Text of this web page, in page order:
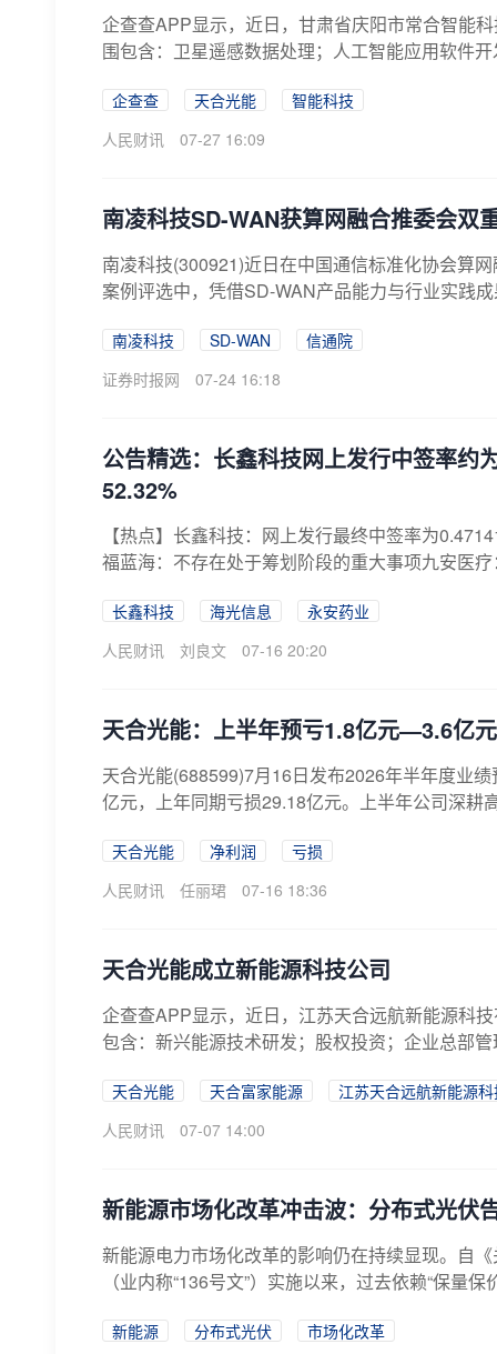
企查查APP显示，近日，甘肃省庆阳市常合智能
围包含：卫星遥感数据处理；人工智能应用软件
企查查 天合光能
智能科技
人民财讯
07-27 16:09
南凌科技SD-WAN获算网融合推委会双
南凌科技(300921)近日在中国通信标准化协会算
案例评选中，凭借SD-WAN产品能力与行业实践
南凌科技 SD-WAN
信通院
证券时报网
07-24 16:18
公告精选：长鑫科技网上发行中签率
52.32%
【热点】长鑫科技：网上发行最终中签率为
福蓝海：不存在处于筹划阶段的重大事项九安医
长鑫科技 海光信息
永安药业
人民财讯
刘良文 07-16 20:20
天合光能：上半年预亏1.8亿元—3.6亿
天合光能(688599)7月16日发布2026年半年度业
亿元，上年同期亏损29.18亿元。上半年公司深耕
天合光能 净利润
亏损
人民财讯
任丽珺 07-16 18:36
天合光能成立新能源科技公司
企查查APP显示，近日，江苏天合远航新能源科
包含：新兴能源技术研发；股权投资；企业总部
天合光能 天合富家能源
江苏天合远航新能源
人民财讯
07-07 14:00
新能源市场化改革冲击波：分布式光伏
新能源电力市场化改革的影响仍在持续显现。自
（业内称“136号文”）实施以来，过去依赖“保量
新能源 分布式光伏
市场化改革